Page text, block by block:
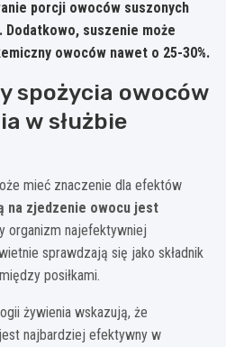
porcji owoców suszonych
Dodatkowo, suszenie może
owoców nawet o 25-30%.
spożycia owoców
w służbie
mieć znaczenie dla efektów
na zjedzenie owocu jest
organizm najefektywniej
sprawdzają się jako składnik
posiłkami.
żywienia wskazują, że
najbardziej efektywny w